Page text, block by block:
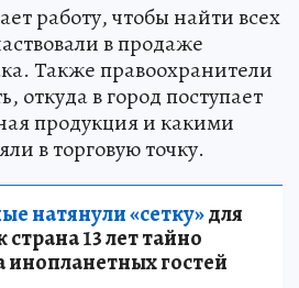
работу, чтобы найти всех
в продаже
Также правоохранители
откуда в город поступает
продукция и какими
в торговую точку.
натянули «сетку»для
13 лет тайно
инопланетных гостей